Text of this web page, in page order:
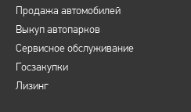
Продажа автомобилей
Выкуп автопарков
Сервисное обслуживание
Госзакупки
Лизинг